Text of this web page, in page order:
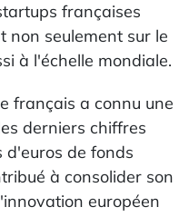
françaises
non seulement sur le
à l'échelle mondiale.
français a connu une
derniers chiffres
de fonds
à consolider son
européen